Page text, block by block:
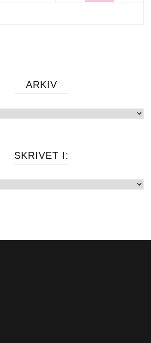
ARKIV
SKRIVET I: